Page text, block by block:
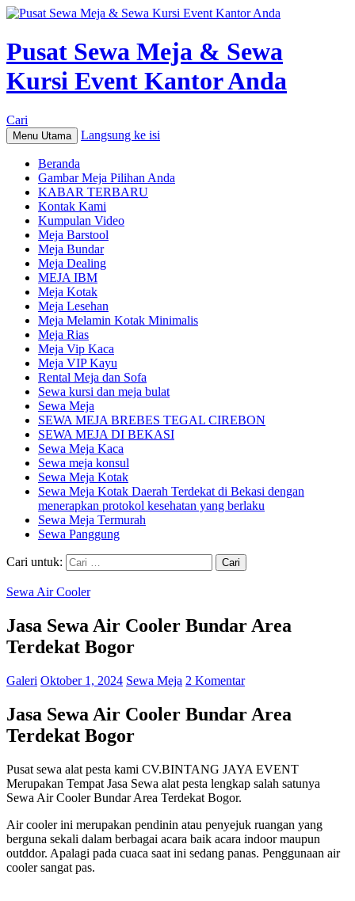
Pusat Sewa Meja & Sewa
Kursi Event Kantor Anda
Cari
Menu Utama Langsung ke isi
Beranda
Gambar Meja Pilihan Anda
KABAR TERBARU
Kontak Kami
Kumpulan Video
Meja Barstool
Meja Bundar
Meja Dealing
MEJA IBM
Meja Kotak
Meja Lesehan
Meja Melamin Kotak Minimalis
Meja Rias
Meja Vip Kaca
Meja VIP Kayu
Rental Meja dan Sofa
Sewa kursi dan meja bulat
Sewa Meja
SEWA MEJA BREBES TEGAL CIREBON
SEWA MEJA DI BEKASI
Sewa Meja Kaca
Sewa meja konsul
Sewa Meja Kotak
Sewa Meja Kotak Daerah Terdekat di Bekasi dengan
menerapkan protokol kesehatan yang berlaku
Sewa Meja Termurah
Sewa Panggung
Cari untuk:
Sewa Air Cooler
Jasa Sewa Air Cooler Bundar Area
Terdekat Bogor
Galeri Oktober 1, 2024 Sewa Meja 2 Komentar
Jasa Sewa Air Cooler Bundar Area
Terdekat Bogor
Pusat sewa alat pesta kami CV.BINTANG JAYA EVENT
Merupakan Tempat Jasa Sewa alat pesta lengkap salah satunya
Sewa Air Cooler Bundar Area Terdekat Bogor.
Air cooler ini merupakan pendinin atau penyejuk ruangan yang
berguna sekali dalam berbagai acara baik acara indoor maupun
outddor. Apalagi pada cuaca saat ini sedang panas. Penggunaan air
cooler sangat pas.